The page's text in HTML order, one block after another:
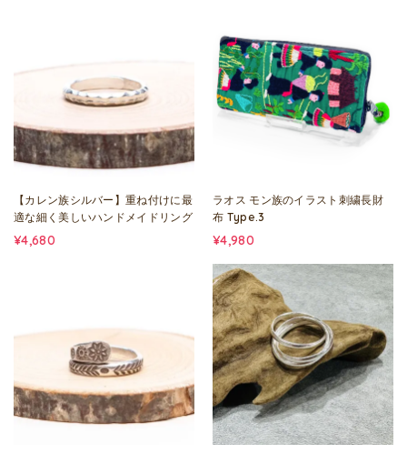
【カレン族シルバー】重ね付けに最
適な細く美しいハンドメイドリング
¥4,680
ラオス モン族のイラスト刺繍長財
布 Type.3
¥4,980